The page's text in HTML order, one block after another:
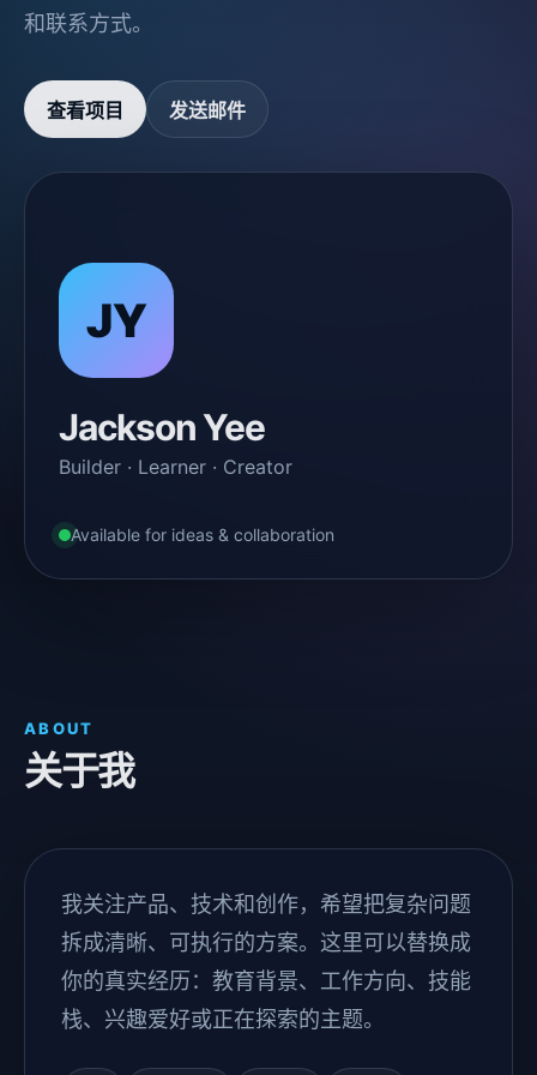
和联系方式。
查看项目 发送邮件
JY
Jackson Yee
Builder · Learner · Creator
Available for ideas & collaboration
ABOUT
关于我
我关注产品、技术和创作，希望把复杂问题
拆成清晰、可执行的方案。这里可以替换成
你的真实经历：教育背景、工作方向、技能
栈、兴趣爱好或正在探索的主题。